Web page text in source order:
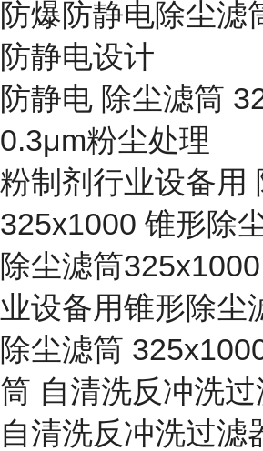
防爆防静电除尘滤
防静电设计
防静电 除尘滤筒
0.3μm粉尘处理
粉制剂行业设备用
325x1000 锥形除
除尘滤筒
业设备用锥形除尘
除尘滤筒
筒 自清洗反冲洗过
自清洗反冲洗过滤